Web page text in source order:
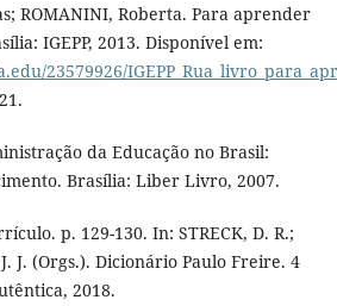
ROMANINI, Roberta. Para aprender
IGEPP, 2013. Disponível em:
23579926/
da Educação no Brasil:
Brasília: Liber Livro, 2007.
p. 129-130. In: STRECK, D. R.;
J. (Orgs.). Dicionário Paulo Freire. 4
2018.